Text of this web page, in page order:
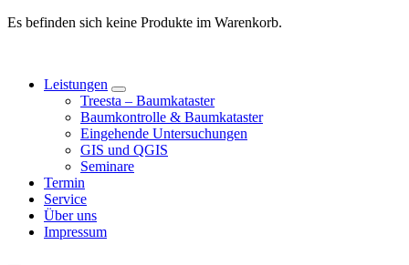
Es befinden sich keine Produkte im Warenkorb.
Leistungen
Treesta – Baumkataster
Baumkontrolle & Baumkataster
Eingehende Untersuchungen
GIS und QGIS
Seminare
Termin
Service
Über uns
Impressum